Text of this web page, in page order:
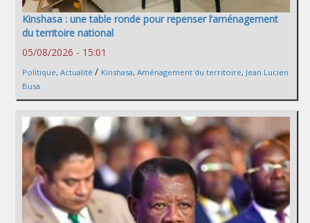
Kinshasa : une table ronde pour repenser l’aménagement
du territoire national
05/08/2026 - 15:01
Politique, Actualité / Kinshasa, Aménagement du territoire, Jean Lucien
Busa